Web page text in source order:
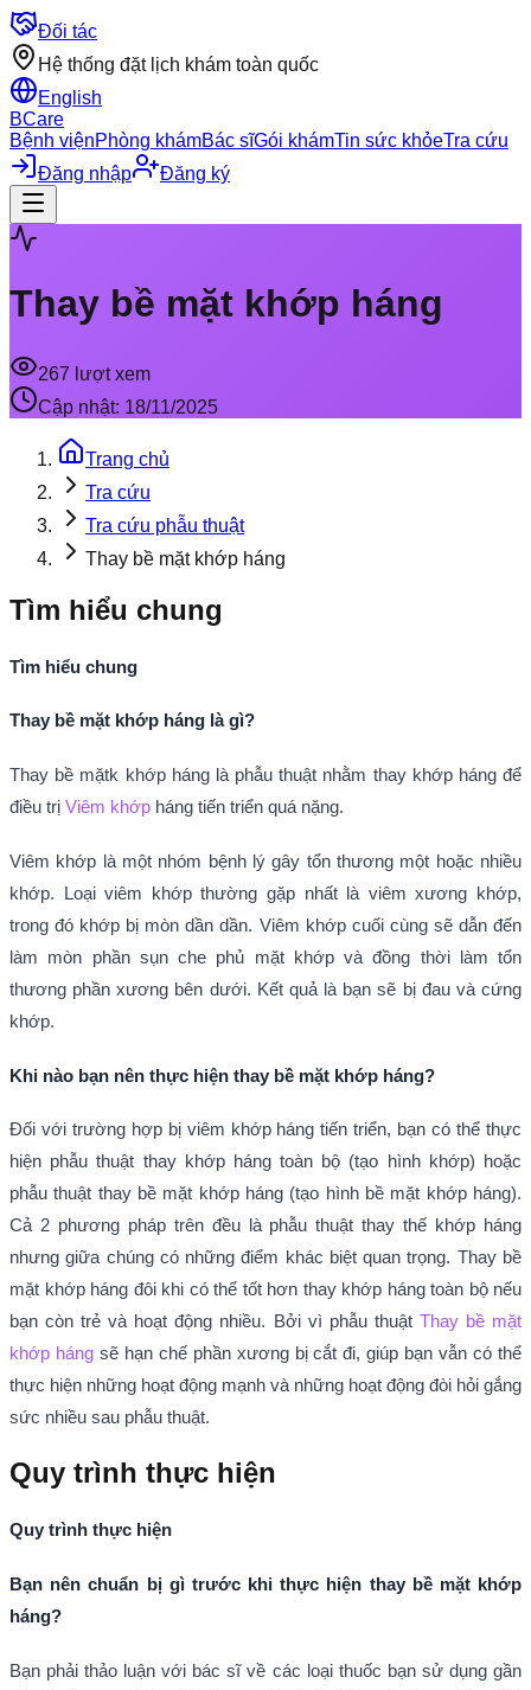
Đối tác
Hệ thống đặt lịch khám toàn quốc
English
BCare
Bệnh việnPhòng khámBác sĩGói khámTin sức khỏeTra cứu
Đăng nhập
Đăng ký
Thay bề mặt khớp háng
267 lượt xem
Cập nhật: 18/11/2025
Trang chủ
Tra cứu
Tra cứu phẫu thuật
Thay bề mặt khớp háng
Tìm hiểu chung
Tìm hiểu chung
Thay bề mặt khớp háng là gì?
Thay bề mặtk khớp háng là phẫu thuật nhằm thay khớp háng để
điều trị Viêm khớp háng tiến triển quá nặng.
Viêm khớp là một nhóm bệnh lý gây tổn thương một hoặc nhiều
khớp. Loại viêm khớp thường gặp nhất là viêm xương khớp,
trong đó khớp bị mòn dần dần. Viêm khớp cuối cùng sẽ dẫn đến
làm mòn phần sụn che phủ mặt khớp và đồng thời làm tổn
thương phần xương bên dưới. Kết quả là bạn sẽ bị đau và cứng
khớp.
Khi nào bạn nên thực hiện thay bề mặt khớp háng?
Đối với trường hợp bị viêm khớp háng tiến triển, bạn có thể thực
hiện phẫu thuật thay khớp háng toàn bộ (tạo hình khớp) hoặc
phẫu thuật thay bề mặt khớp háng (tạo hình bề mặt khớp háng).
Cả 2 phương pháp trên đều là phẫu thuật thay thế khớp háng
nhưng giữa chúng có những điểm khác biệt quan trọng. Thay bề
mặt khớp háng đôi khi có thể tốt hơn thay khớp háng toàn bộ nếu
bạn còn trẻ và hoạt động nhiều. Bởi vì phẫu thuậtThay bề mặt
khớp háng sẽ hạn chế phần xương bị cắt đi, giúp bạn vẫn có thể
thực hiện những hoạt động mạnh và những hoạt động đòi hỏi gắng
sức nhiều sau phẫu thuật.
Quy trình thực hiện
Quy trình thực hiện
Bạn nên chuẩn bị gì trước khi thực hiện thay bề mặt khớp
háng?
Bạn phải thảo luận với bác sĩ về các loại thuốc bạn sử dụng gần